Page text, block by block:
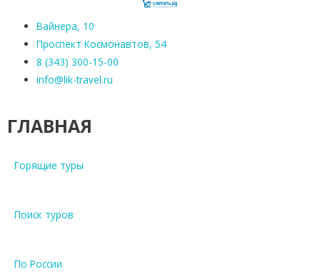
Вайнера, 10
Проспект Космонавтов, 54
8 (343) 300-15-00
info@lik-travel.ru
ГЛАВНАЯ
Горящие туры
Поиск туров
По России